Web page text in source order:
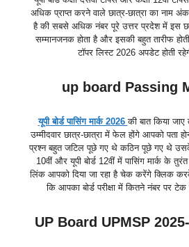
अधिक प्राप्त करने वाले छात्र-छात्रा का नाम अंक
है की सबसे अधिक नंबर पूरे उत्तर प्रदेश में इस
सम्मानजनक होता है और इसकी बहुत तारीफ
टॉपर लिस्ट 2026 अपडेट होती
up board Passing
यूपी बोर्ड पासिंग मार्क 2026की बात किया
उम्मीदवार छात्र-छात्रा में फेल होंगे आपको पता
प्रश्न बहुत जटिल पूछे गए थे कठिन पूछे गए थे उसके
10वीं और यूपी बोर्ड 12वीं में पासिंग मार्क के
लिंक आपको दिया जा रहा है चेक करेंगे क्लिक
कि आपका बोर्ड परीक्षा में कितने नंबर पर
UP Board UPMSP